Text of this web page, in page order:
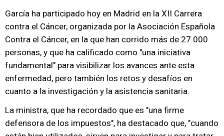
García ha participado hoy en Madrid en la XII Carrera
contra el Cáncer, organizada por la Asociación Española
Contra el Cáncer, en la que han corrido más de 27.000
personas, y que ha calificado como "una iniciativa
fundamental" para visibilizar los avances ante esta
enfermedad, pero también los retos y desafíos en
cuanto a la investigación y la asistencia sanitaria.
La ministra, que ha recordado que es "una firme
defensora de los impuestos", ha destacado que, "cuando